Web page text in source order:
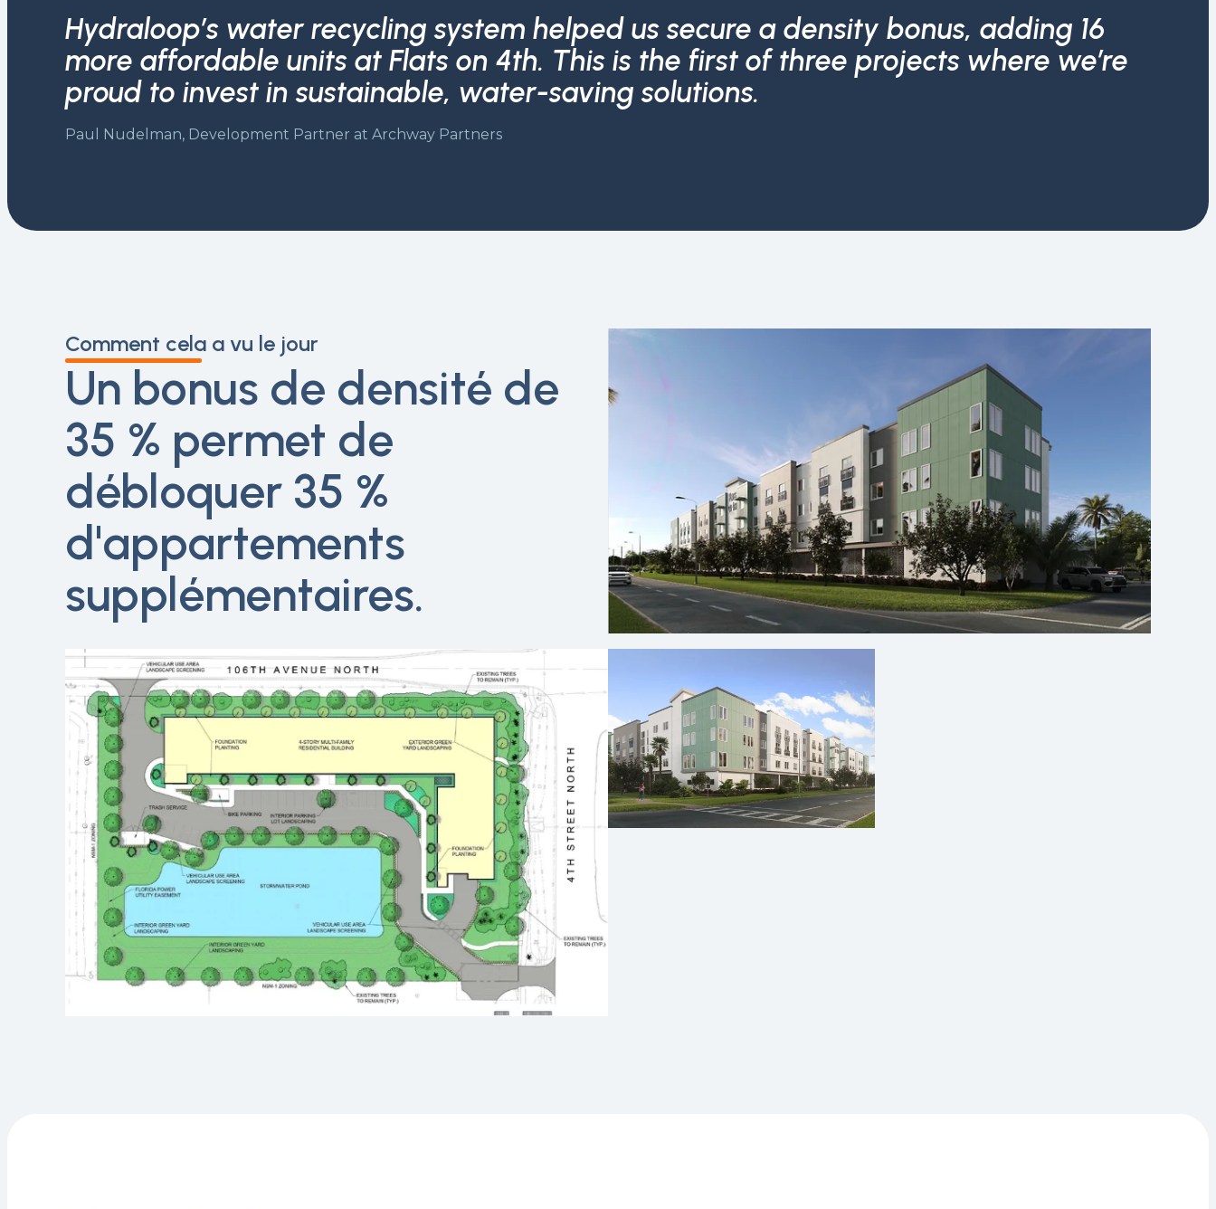
Hydraloop’s water recycling system helped us secure a density bonus, adding 16
more affordable units at Flats on 4th. This is the first of three projects where we’re
proud to invest in sustainable, water-saving solutions.
Paul Nudelman, Development Partner at Archway Partners
Comment cela a vu le jour
Un bonus de densité de
35 % permet de
débloquer 35 %
d'appartements
supplémentaires.